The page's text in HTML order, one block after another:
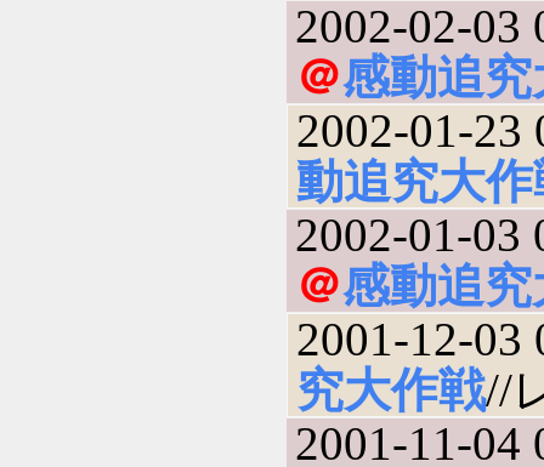
2002-02-03
＠感動追
2002-01-23
動追究大作
2002-01-03
＠感動追
2001-12-03
究大作戦//
2001-11-04